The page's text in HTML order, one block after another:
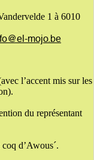
1 à 6010
mojo.be
l’accent mis sur les
du représentant
d’Awous´.